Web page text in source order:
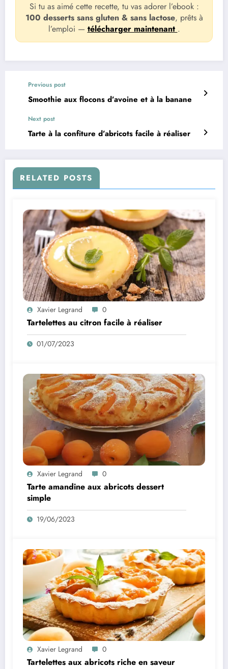
Si tu as aimé cette recette, tu vas adorer l’ebook :
100 desserts sans gluten & sans lactose, prêts à
l’emploi — télécharger maintenant .
Previous post
Smoothie aux flocons d’avoine et à la banane
Next post
Tarte à la confiture d’abricots facile à réaliser
RELATED POSTS
Xavier Legrand 0
Tartelettes au citron facile à réaliser
01/07/2023
Xavier Legrand 0
Tarte amandine aux abricots dessert
simple
19/06/2023
Xavier Legrand 0
Tartelettes aux abricots riche en saveur